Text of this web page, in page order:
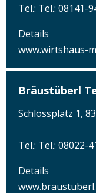
Tel.: Tel.: 08141-
Details
www.wirtshaus-
Bräustüberl
Schlossplatz 1,
Tel.: Tel.: 08022-
Details